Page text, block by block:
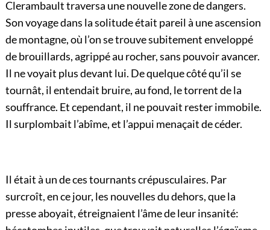
Clerambault traversa une nouvelle zone de dangers.
Son voyage dans la solitude était pareil à une ascension
de montagne, où l’on se trouve subitement enveloppé
de brouillards, agrippé au rocher, sans pouvoir avancer.
Il ne voyait plus devant lui. De quelque côté qu’il se
tournât, il entendait bruire, au fond, le torrent de la
souffrance. Et cependant, il ne pouvait rester immobile.
Il surplombait l’abîme, et l’appui menaçait de céder.
Il était à un de ces tournants crépusculaires. Par
surcroît, en ce jour, les nouvelles du dehors, que la
presse aboyait, étreignaient l’âme de leur insanité: